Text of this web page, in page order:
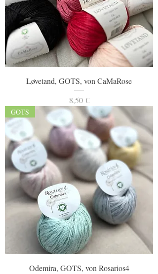
Løvetand, GOTS, von CaMaRose
Preis
8,50 €
GOTS
Odemira, GOTS, von Rosarios4